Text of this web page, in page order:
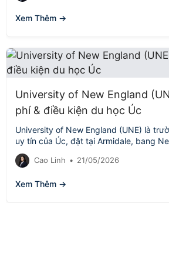
Xem Thêm →
University of New England
phí & điều kiện du học Úc
University of New England (UNE) là
uy tín của Úc, đặt tại Armidale, bang
Cao Linh • 21/05/2026
Xem Thêm →